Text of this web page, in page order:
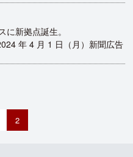
に新拠点誕生。
年 4 月 1 日（月）新聞広告
2